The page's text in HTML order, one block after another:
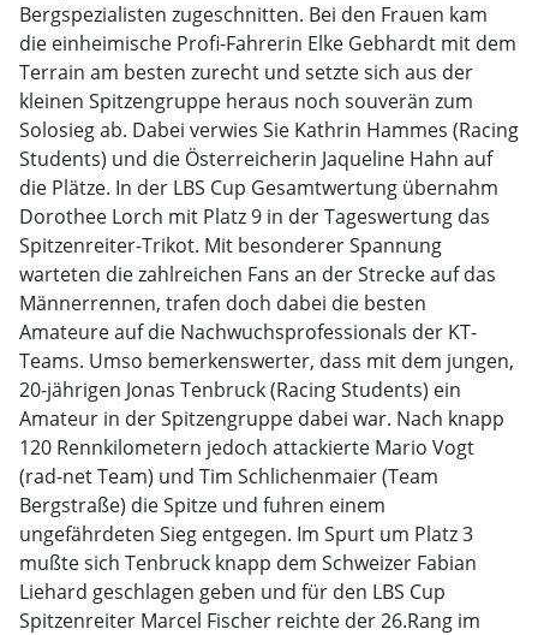
Bergspezialisten zugeschnitten. Bei den Frauen kam
die einheimische Profi-Fahrerin Elke Gebhardt mit dem
Terrain am besten zurecht und setzte sich aus der
kleinen Spitzengruppe heraus noch souverän zum
Solosieg ab. Dabei verwies Sie Kathrin Hammes (Racing
Students) und die Österreicherin Jaqueline Hahn auf
die Plätze. In der LBS Cup Gesamtwertung übernahm
Dorothee Lorch mit Platz 9 in der Tageswertung das
Spitzenreiter-Trikot. Mit besonderer Spannung
warteten die zahlreichen Fans an der Strecke auf das
Männerrennen, trafen doch dabei die besten
Amateure auf die Nachwuchsprofessionals der KT-
Teams. Umso bemerkenswerter, dass mit dem jungen,
20-jährigen Jonas Tenbruck (Racing Students) ein
Amateur in der Spitzengruppe dabei war. Nach knapp
120 Rennkilometern jedoch attackierte Mario Vogt
(rad-net Team) und Tim Schlichenmaier (Team
Bergstraße) die Spitze und fuhren einem
ungefährdeten Sieg entgegen. Im Spurt um Platz 3
mußte sich Tenbruck knapp dem Schweizer Fabian
Liehard geschlagen geben und für den LBS Cup
Spitzenreiter Marcel Fischer reichte der 26.Rang im